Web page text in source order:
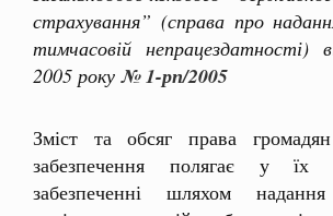
страхування” (справа про
тимчасовій непрацездатності)
2005 року № 1-рп/2005
Зміст та обсяг права
забезпечення полягає у їх
забезпеченні шляхом